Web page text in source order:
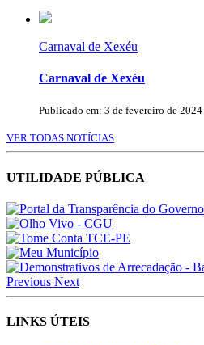
Carnaval de Xexéu
Carnaval de Xexéu
Publicado em: 3 de fevereiro de 2024
VER TODAS NOTÍCIAS
UTILIDADE PÚBLICA
Previous Next
LINKS ÚTEIS